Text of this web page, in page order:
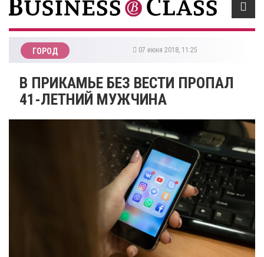
ГОРОД 07 июня 2018, 11:25
​В ПРИКАМЬЕ БЕЗ ВЕСТИ ПРОПАЛ
41-ЛЕТНИЙ МУЖЧИНА